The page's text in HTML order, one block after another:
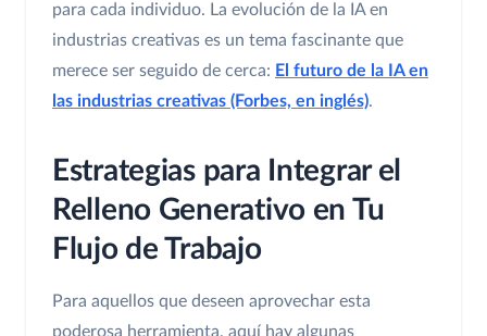
para cada individuo. La evolución de la IA en
industrias creativas es un tema fascinante que
merece ser seguido de cerca: El futuro de la IA en
las industrias creativas (Forbes, en inglés).
Estrategias para Integrar el
Relleno Generativo en Tu
Flujo de Trabajo
Para aquellos que deseen aprovechar esta
poderosa herramienta, aquí hay algunas